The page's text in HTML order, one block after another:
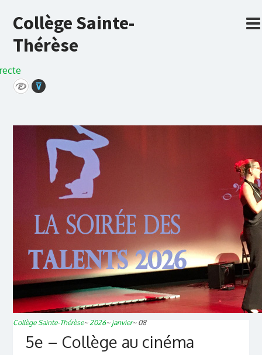
Collège Sainte-
Thérèse
⊽
Collège Sainte-Thérèse~ 2026~ janvier~ 08
5e – Collège au cinéma